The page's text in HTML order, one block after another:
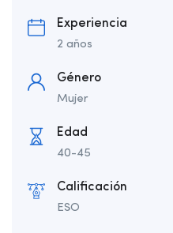
Experiencia
2 años
Género
Mujer
Edad
40-45
Calificación
ESO